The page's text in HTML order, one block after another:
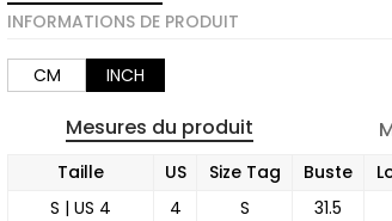
CM INCH
Mesures du produit
Taille US Size Tag Buste
S | US 4
4 S 31.5
INFORMATIONS DE PRODUIT